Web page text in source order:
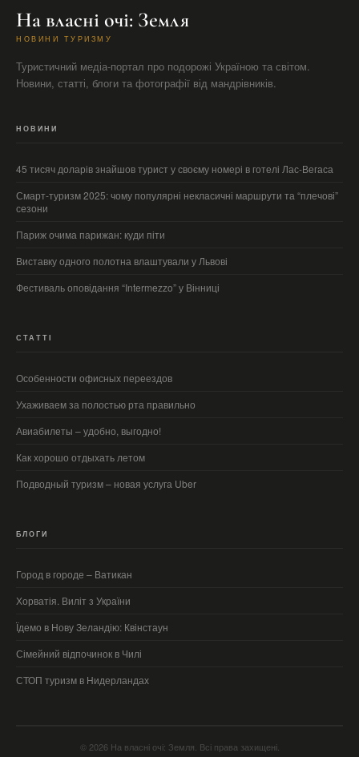
На власні очі: Земля
НОВИНИ ТУРИЗМУ
Туристичний медіа-портал про подорожі Україною та світом.
Новини, статті, блоги та фотографії від мандрівників.
НОВИНИ
45 тисяч доларів знайшов турист у своєму номері в готелі Лас-Вегаса
Смарт‑туризм 2025: чому популярні некласичні маршрути та “плечові”
сезони
Париж очима парижан: куди піти
Виставку одного полотна влаштували у Львові
Фестиваль оповідання “Intermezzo” у Вінниці
СТАТТІ
Особенности офисных переездов
Ухаживаем за полостью рта правильно
Авиабилеты – удобно, выгодно!
Как хорошо отдыхать летом
Подводный туризм – новая услуга Uber
БЛОГИ
Город в городе – Ватикан
Хорватія. Виліт з України
Їдемо в Нову Зеландію: Квінстаун
Сімейний відпочинок в Чилі
СТОП туризм в Нидерландах
© 2026 На власні очі: Земля. Всі права захищені.